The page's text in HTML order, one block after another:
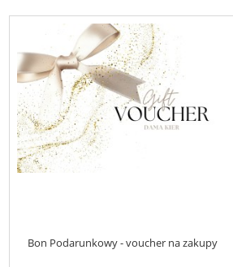
Bon Podarunkowy - voucher na zakupy